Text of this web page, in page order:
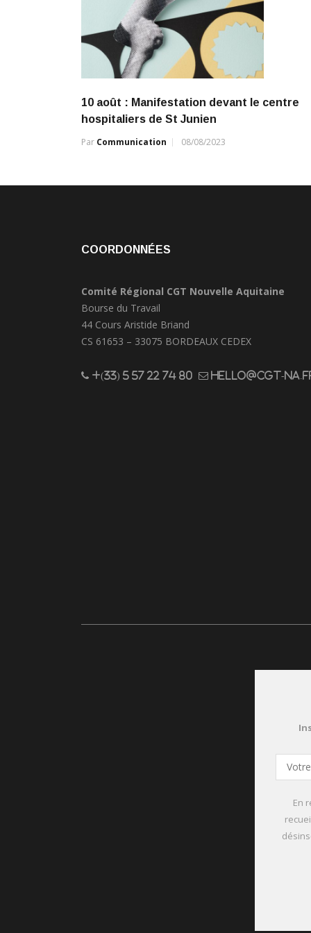
10 août : Manifestation devant le centre
hospitaliers de St Junien
Par Communication 08/08/2023
COORDONNÉES
Comité Régional CGT Nouvelle Aquitaine
Bourse du Travail
44 Cours Aristide Briand
CS 61653 – 33075 BORDEAUX CEDEX
+(33) 5 57 22 74 80 hello@cgt-
En